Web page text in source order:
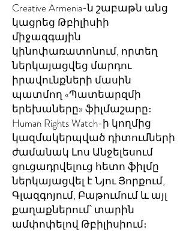
Creative Armenia-ն շաբաթն անց
կացրեց Թբիլիսիի
միջազգային
կինոփառատոնում, որտեղ
ներկայացվեց մարդու
իրավունքների մասին
պատմող «Պատեարզմի
երեխաները» ֆիլմաշարը։
Human Rights Watch-ի կողմից
կազմակերպված դիտումների
ժամանակ Լոս Անջելեսում
ցուցադրվելուց հետո ֆիլմը
ներկայացվել է Նյու Յորքում,
Գլազգոյում, Բաթումում և այլ
քաղաքներում՝ տարին
ամփոփելով Թբիլիսիում։